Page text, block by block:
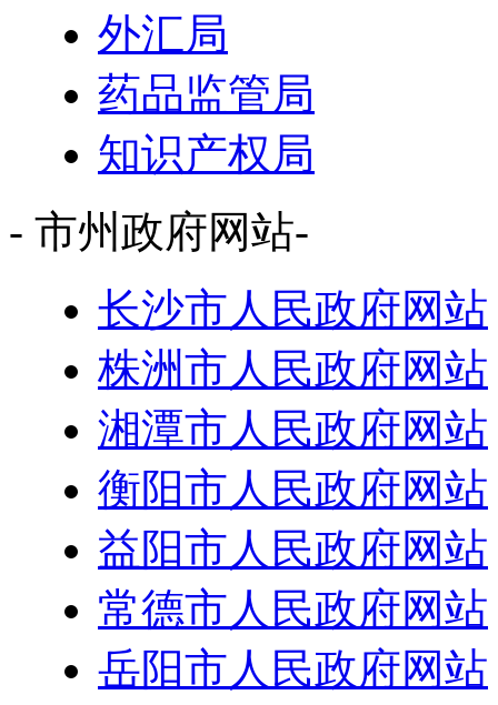
外汇局
药品监管局
知识产权局
- 市州政府网站-
长沙市人民政府网站
株洲市人民政府网站
湘潭市人民政府网站
衡阳市人民政府网站
益阳市人民政府网站
常德市人民政府网站
岳阳市人民政府网站